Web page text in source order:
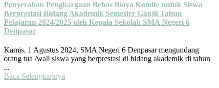
Penyerahan Penghargaan Bebas Biaya Komite untuk Siswa
Berprestasi Bidang Akademik Semester Ganjil Tahun
Pelajaran 2024/2025 oleh Kepala Sekolah SMA Negeri 6
Denpasar
Kamis, 1 Agustus 2024, SMA Negeri 6 Denpasar mengundang
orang tua /wali siswa yang berprestasi di bidang akademik di tahun
...
Baca Selengkapnya